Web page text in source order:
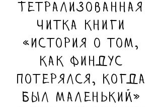
Тетрализованная
читка книги
«История о том,
как Финдус
потерялся, когда
был маленький»